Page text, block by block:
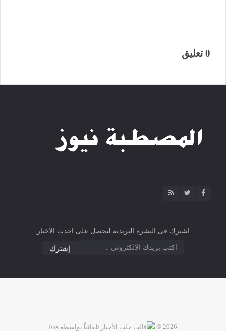
0 تعليق
اشترك فى النشرة البريدية لتحصل على احدث الاخبار
2026 ©